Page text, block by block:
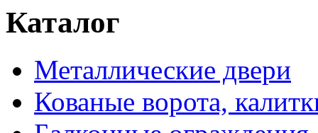
Каталог
Металлические двери
Кованые ворота,